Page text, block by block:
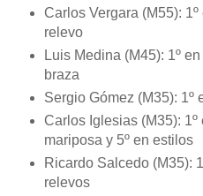
Carlos Vergara (M55):
relevo
Luis Medina (M45): 1º
braza
Sergio Gómez (M35): 1º
Carlos Iglesias (M35): 1º
mariposa y 5º en estilos
Ricardo Salcedo (M35):
relevos